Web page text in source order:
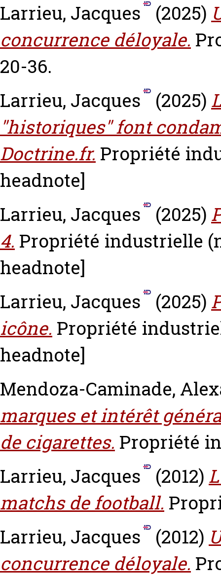
Larrieu, Jacques
(2025)
concurrence déloyale.
20-36.
Larrieu, Jacques
(2025)
"historiques" font
Doctrine.fr. Propriété
headnote]
Larrieu, Jacques
(2025)
4. Propriété industrielle
headnote]
Larrieu, Jacques
(2025)
icône. Propriété
headnote]
Mendoza-Caminade,
marques et intérêt
de cigarettes. Propriété
Larrieu, Jacques
(2012)
matchs de football.
Larrieu, Jacques
(2012)
concurrence déloyale.